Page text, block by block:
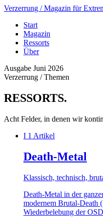
Verzerrung / Magazin für
Start
Magazin
Ressorts
Über
Ausgabe Juni 2026
Verzerrung / Themen
RESSORTS.
Acht Felder, in denen wir
I 1 Artikel
Death-Metal
Klassisch, technisch,
Death-Metal in der
modernem Brutal-Death
Wiederbelebung der